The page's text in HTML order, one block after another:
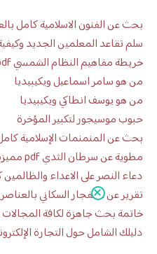
بحث عن الفنون الاسلامية كامل
سلم تقاعد المعلمين الجديد
خريطة مفاهيم النظام الشمسي pdf
من هو سامر اسماعيل ويكيبيديا
من هو يوسف انطاكي ويكيبيديا
حبوب موسيجور لتكبير المؤخرة
بحث عن المنمنمات الإسلامية
مطوية عن سرطان الثدي pdf مميزة جاهزة للطباعة
دعاء النصر على الاعداء
تقرير عن الانفجار السكاني بالعناصر pdf جاهز للطباعة
خاتمة بحث جاهزة لكافة المجالات
دليلك الشامل حول التجارة